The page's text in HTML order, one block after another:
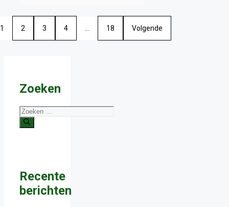
1 2 3 4 18 Volgende
Zoeken
Zoek
naar:
Recente
berichten